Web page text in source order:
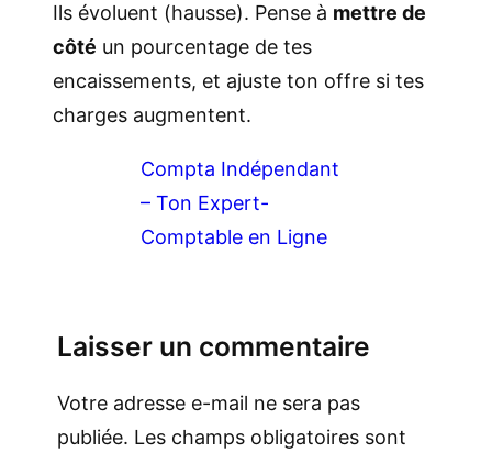
Ils évoluent (hausse). Pense à mettre de
côté un pourcentage de tes
encaissements, et ajuste ton offre si tes
charges augmentent.
Compta Indépendant
– Ton Expert-
Comptable en Ligne
Laisser un commentaire
Votre adresse e-mail ne sera pas
publiée. Les champs obligatoires sont